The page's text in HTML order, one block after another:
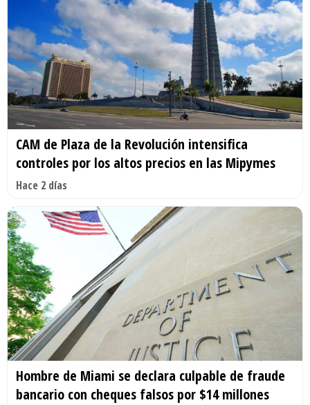
CAM de Plaza de la Revolución intensifica
controles por los altos precios en las Mipymes
Hace 2 días
Hombre de Miami se declara culpable de fraude
bancario con cheques falsos por $14 millones